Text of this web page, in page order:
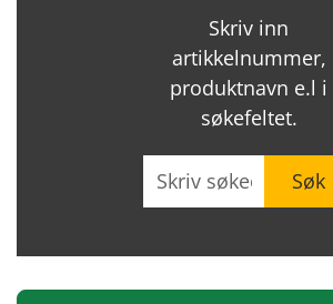
Skriv inn
artikkelnummer,
produktnavn e.l i
søkefeltet.
Søk
Søk